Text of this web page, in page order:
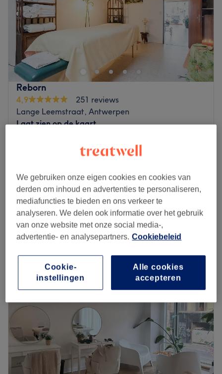
Reborn
4,9
251 reviews
Lange Leemstraat, Antwerpen
Laat zien op de kaart
35 min
Foot massage
1 u
Kort overzicht salongegevens
Dinsdag
10:00–21:00
Woensdag
10:00–21:00
Donderdag
10:00–21:00
Zaterdag
21:00
Zondag
10:00 –21:00
Are you in need of a good full body massage? Then you
should visit Reborn in Antwerp for a massage that
pampers both the body and mind. Owner and massage
We gebruiken onze eigen cookies en cookies van
derden om inhoud en advertenties te personaliseren,
mediafuncties te bieden en ons verkeer te
analyseren. We delen ook informatie over het gebruik
van onze website met onze social media-,
advertentie- en analysepartners. Cookiebeleid
Alle cookies
accepteren
Cookie-
instellingen